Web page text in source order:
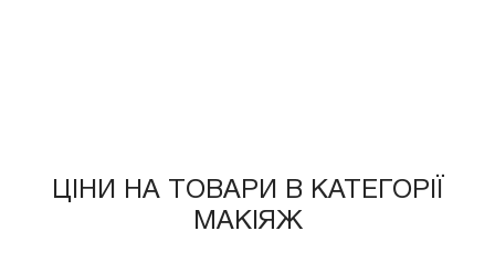
ЦІНИ НА ТОВАРИ В КАТЕГОРІЇ
МАКІЯЖ